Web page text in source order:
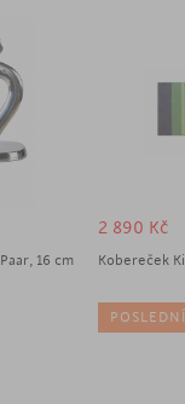
16 cm
2 890 Kč
Kobereček